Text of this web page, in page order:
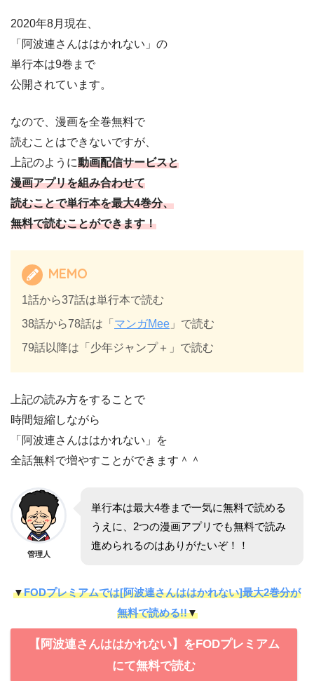
2020年8月現在、
「阿波連さんははかれない」の
単行本は9巻まで
公開されています。
なので、漫画を全巻無料で
読むことはできないですが、
上記のように動画配信サービスと
漫画アプリを組み合わせて
読むことで単行本を最大4巻分、
無料で読むことができます！
MEMO
1話から37話は単行本で読む
38話から78話は 「 マンガMee 」で読む
79話以降は「少年ジャンプ＋ 」で読む
上記の読み方をすることで
時間短縮しながら
「 阿波連さんははかれない 」を
全話無料で増やすことができます＾＾
管理人
単行本は最大4巻まで一気に無料で読める
うえに、2つの漫画アプリでも無料で読み
進められるのはありがたいぞ！！
▼FODプレミアムでは[阿波連さんははかれない]最大2巻分が
無料で読める!!▼
【阿波連さんははかれない】をFODプレミアム
にて無料で読む